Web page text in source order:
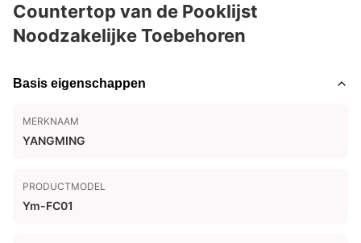
Countertop van de Pooklijst
Noodzakelijke Toebehoren
Basis eigenschappen
MERKNAAM
YANGMING
PRODUCTMODEL
Ym-FC01